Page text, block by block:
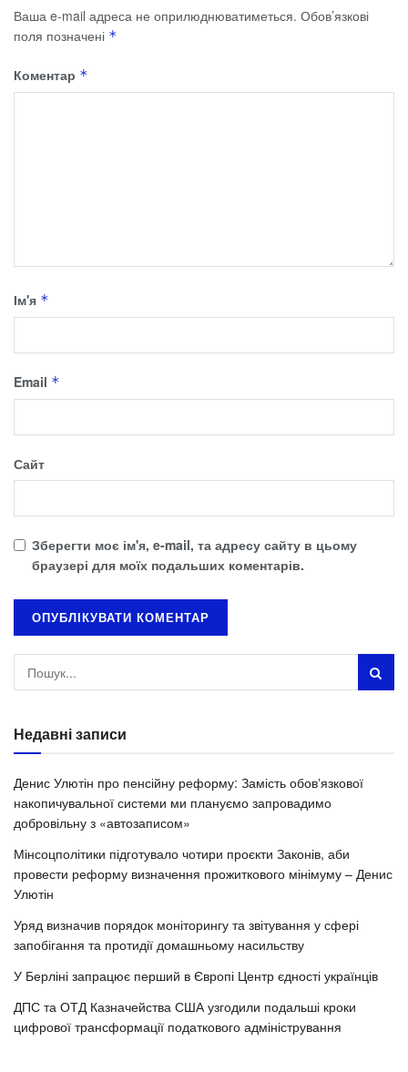
Ваша e-mail адреса не оприлюднюватиметься. Обов’язкові
поля позначені *
Коментар *
Ім'я *
Email *
Сайт
Зберегти моє ім'я, e-mail, та адресу сайту в цьому
браузері для моїх подальших коментарів.
Недавні записи
Денис Улютін про пенсійну реформу: Замість обовʼязкової
накопичувальної системи ми плануємо запровадимо
добровільну з «автозаписом»
Мінсоцполітики підготувало чотири проєкти Законів, аби
провести реформу визначення прожиткового мінімуму – Денис
Улютін
Уряд визначив порядок моніторингу та звітування у сфері
запобігання та протидії домашньому насильству
У Берліні запрацює перший в Європі Центр єдності українців
ДПС та ОТД Казначейства США узгодили подальші кроки
цифрової трансформації податкового адміністрування